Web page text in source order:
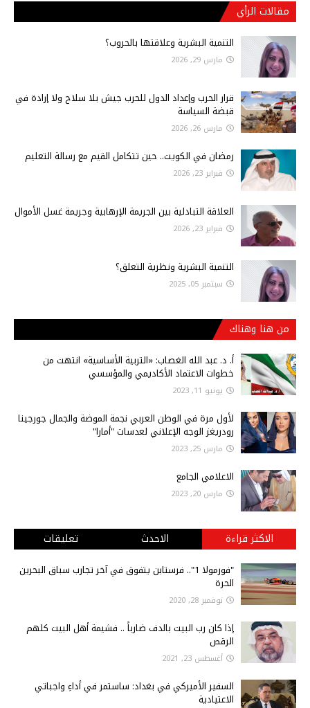
مقالات الرأي
التنمية البشرية وعلاقتها بالحروب؟
مارس 29, 2026
قرار الحرب وإعداد الدول للحرب جيش بلا سلاح ولا إرادة في
قبضة السياسة
مارس 26, 2026
رمضان في الكويت.. حين تتكامل القيم مع رسالة التعليم
فبراير 23, 2026
العلاقة التبادلية بين الجريمة الإرهابية وجريمة غسل الأموال
فبراير 23, 2026
التنمية البشرية ونظرية التعلق؟
سبتمبر 05, 2025
من هنا وهناك
أ‌. د. عبد الله الغصاب: «التربية الأساسية» انتهت من
خطوات الاعتماد الأكاديمي والمؤسسي
يونيو 11, 2023
لأول مرة في الوطن العربي نجمة الموضة والجمال جورجينا
رودريغز الوجه الإعلاني لعدسات "أمارا"
مارس 25, 2023
الاعلامي الجامع
مارس 20, 2023
الاكثر قراءة الاحدث تعليقات
"فورمولا 1".. فرستابن يتفوق في آخر تجارب سباق البحرين
الحرة
نوفمبر 28, 2020
إذا كان رب البيت بالدف ضارباً .. فشيمة أهل البيت كلهم
الرقص
أغسطس 23, 2021
السفير الأميركي في بغداد: ساستمر في أداءِ واجباتي
الاعتيادية